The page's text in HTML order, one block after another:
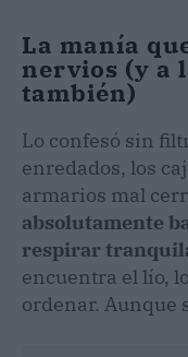
La manía
nervios (y a
también)
Lo confesó sin
enredados, los
armarios mal
absolutamente
respirar
encuentra el lío,
ordenar. Aunque